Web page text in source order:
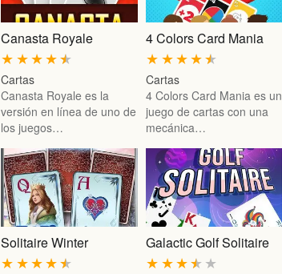
Canasta Royale
★
★
★
★
★
Cartas
Canasta Royale es la
versión en línea de uno de
los juegos…
4 Colors Card Mania
★
★
★
★
★
Cartas
4 Colors Card Mania es un
juego de cartas con una
mecánica…
Solitaire Winter
★
★
★
★
★
Galactic Golf Solitaire
★
★
★
★
★